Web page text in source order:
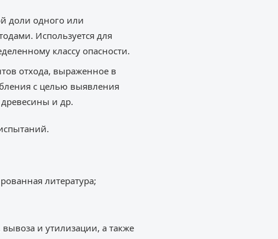
доли одного или
Используется для
классу опасности.
отхода, выраженное в
с целью выявления
и др.
литература;
и утилизации, а также